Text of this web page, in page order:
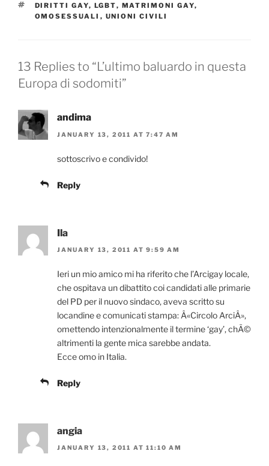
TAGS
DIRITTI GAY, LGBT, MATRIMONI GAY,
OMOSESSUALI , UNIONI CIVILI
13 Replies to “L’ultimo baluardo in questa
Europa di sodomiti”
andima
JANUARY 13, 2011 AT 7:47 AM
sottoscrivo e condivido!
Reply
Ila
JANUARY 13, 2011 AT 9:59 AM
Ieri un mio amico mi ha riferito che l’Arcigay locale,
che ospitava un dibattito coi candidati alle primarie
del PD per il nuovo sindaco, aveva scritto su
locandine e comunicati stampa: Â«Circolo ArciÂ»,
omettendo intenzionalmente il termine ‘gay’, chÃ©
altrimenti la gente mica sarebbe andata.
Ecce omo in Italia.
Reply
angia
JANUARY 13, 2011 AT 11:10 AM